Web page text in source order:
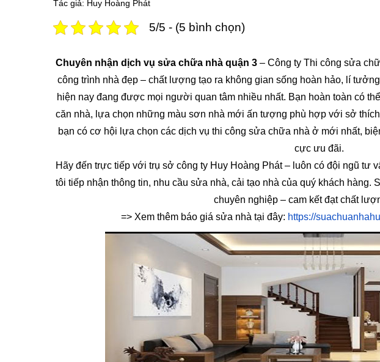
Tác giả: Huy Hoàng Phát
5/5 - (5 bình chọn)
Chuyên nhận dịch vụ sửa chữa nhà quận 3 – Công ty Thi công sửa
công trình nhà đẹp – chất lượng tạo ra không gian sống hoàn hảo, lí
hiện nay đang được mọi người quan tâm nhiều nhất. Bạn hoàn toàn có
căn nhà, lựa chọn những màu sơn nhà mới ấn tượng phù hợp với sở
bạn có cơ hội lựa chọn các dịch vụ thi công sửa chữa nhà ở mới nhất,
cực ưu đãi.
Hãy đến trực tiếp với trụ sở công ty Huy Hoàng Phát – luôn có đội ngũ tư
tôi tiếp nhận thông tin, nhu cầu sửa nhà, cải tạo nhà của quý khách hàng.
chuyên nghiệp – cam kết đạt chất
=> Xem thêm báo giá sửa nhà tại đây: https://